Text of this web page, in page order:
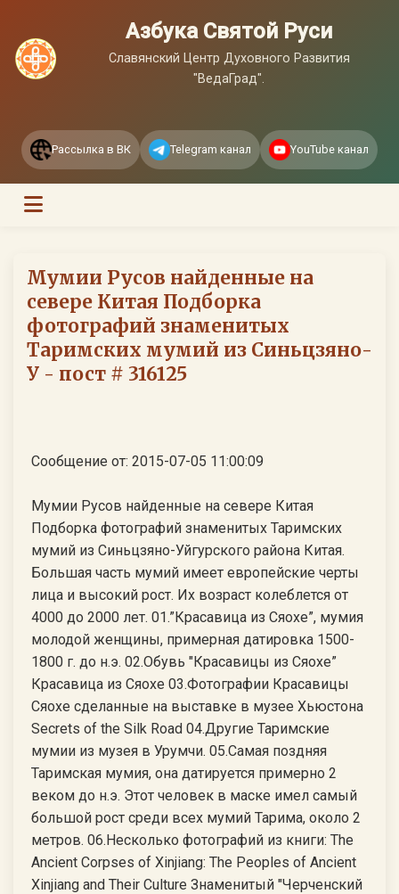
Азбука Святой Руси
Славянский Центр Духовного Развития
"ВедаГрад".
Рассылка в ВК Telegram канал YouTube канал
Мумии Русов найденные на
севере Китая Подборка
фотографий знаменитых
Таримских мумий из Синьцзяно-
У - пост # 316125
Сообщение от: 2015-07-05 11:00:09
Мумии Русов найденные на севере Китая
Подборка фотографий знаменитых Таримских
мумий из Синьцзяно-Уйгурского района Китая.
Большая часть мумий имеет европейские черты
лица и высокий рост. Их возраст колеблется от
4000 до 2000 лет. 01.”Красавица из Сяохе”, мумия
молодой женщины, примерная датировка 1500-
1800 г. до н.э. 02.Обувь "Красавицы из Сяохе”
Красавица из Сяохе 03.Фотографии Красавицы
Сяохе сделанные на выставке в музее Хьюстона
Secrets of the Silk Road 04.Другие Таримские
мумии из музея в Урумчи. 05.Самая поздняя
Таримская мумия, она датируется примерно 2
веком до н.э. Этот человек в маске имел самый
большой рост среди всех мумий Тарима, около 2
метров. 06.Несколько фотографий из книги: The
Ancient Corpses of Xinjiang: The Peoples of Ancient
Xinjiang and Their Culture Знаменитый "Черченский